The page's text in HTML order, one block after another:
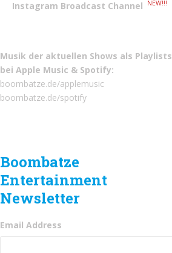
Instagram Broadcast Channel
NEW!!!
Musik der aktuellen Shows als Playlists
bei Apple Music & Spotify:
boombatze.de/applemusic
boombatze.de/spotify
Boombatze
Entertainment
Newsletter
Email Address